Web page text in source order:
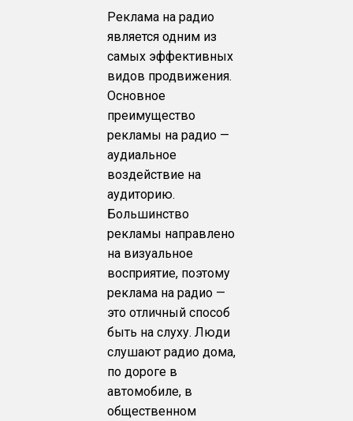
Реклама на радио
является одним из
самых эффективных
видов продвижения.
Основное
преимущество
рекламы на радио —
аудиальное
воздействие на
аудиторию.
Большинство
рекламы направлено
на визуальное
восприятие, поэтому
реклама на радио —
это отличный способ
быть на слуху. Люди
слушают радио дома,
по дороге в
автомобиле, в
общественном